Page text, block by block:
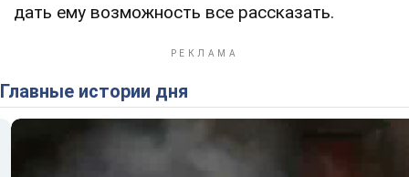
дать ему возможность все рассказать.
Главные истории дня